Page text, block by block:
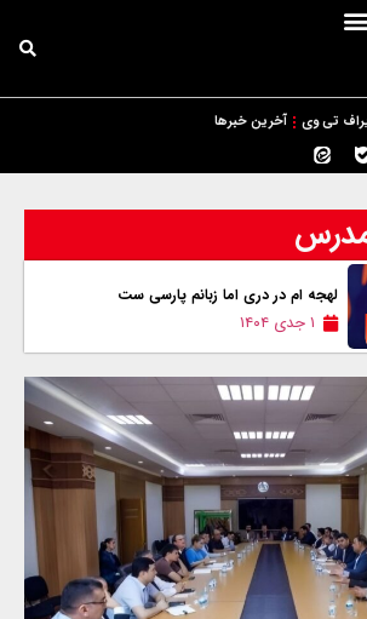
تی وی آخرین خبرها
لهجه ام در دری اما زبانم پارسی ست
۱ جدی ۱۴۰۴